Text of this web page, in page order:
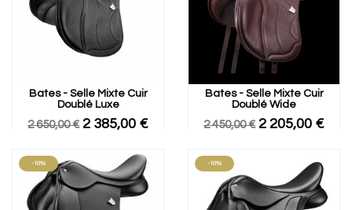
Bates - Selle Mixte Cuir
Doublé Luxe
2 650,00 € 2 385,00 €
Bates - Selle Mixte Cuir
Doublé Wide
2 450,00 € 2 205,00 €
-10% -10%